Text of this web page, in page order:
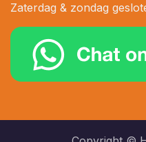
Zaterdag & zondag